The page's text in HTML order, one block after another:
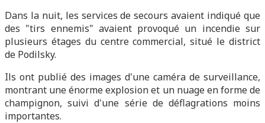
Dans la nuit, les services de secours avaient indiqué que
des "tirs ennemis" avaient provoqué un incendie sur
plusieurs étages du centre commercial, situé le district
de Podilsky.
Ils ont publié des images d'une caméra de surveillance,
montrant une énorme explosion et un nuage en forme de
champignon, suivi d'une série de déflagrations moins
importantes.